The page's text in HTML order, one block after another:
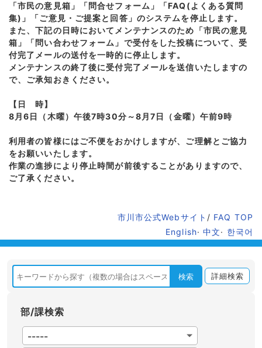
「市民の意見箱」「問合せフォーム」「FAQ(よくある質問
集)」「ご意見・ご提案と回答」のシステムを停止します。
また、下記の日時においてメンテナンスのため「市民の意見
箱」「問い合わせフォーム」で受付をした投稿について、受
付完了メールの送付を一時的に停止します。
メンテナンスの終了後に受付完了メールを送信いたしますの
で、ご承知おきください。
【日 時】
8月6日（木曜）午後7時30分～8月7日（金曜）午前9時
利用者の皆様にはご不便をおかけしますが、ご理解とご協力
をお願いいたします。
作業の進捗により停止時間が前後することがありますので、
ご了承ください。
市川市公式Webサイト / FAQ TOP
English·中文· 한국어
検索 詳細検索
部/課検索